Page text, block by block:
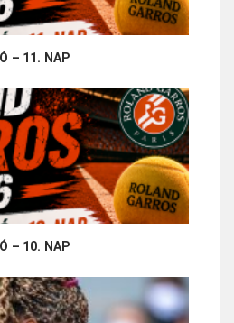
– 11. NAP
– 10. NAP